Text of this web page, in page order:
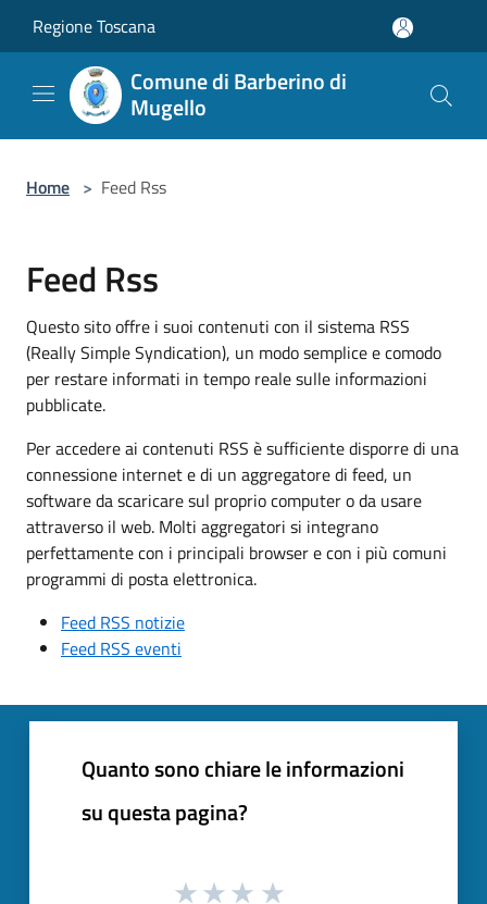
Regione Toscana
Comune di Barberino di
Mugello
Home > Feed Rss
Feed Rss
Questo sito offre i suoi contenuti con il sistema RSS
(Really Simple Syndication), un modo semplice e comodo
per restare informati in tempo reale sulle informazioni
pubblicate.
Per accedere ai contenuti RSS è sufficiente disporre di una
connessione internet e di un aggregatore di feed, un
software da scaricare sul proprio computer o da usare
attraverso il web. Molti aggregatori si integrano
perfettamente con i principali browser e con i più comuni
programmi di posta elettronica.
Feed RSS notizie
Feed RSS eventi
Quanto sono chiare le informazioni
su questa pagina?